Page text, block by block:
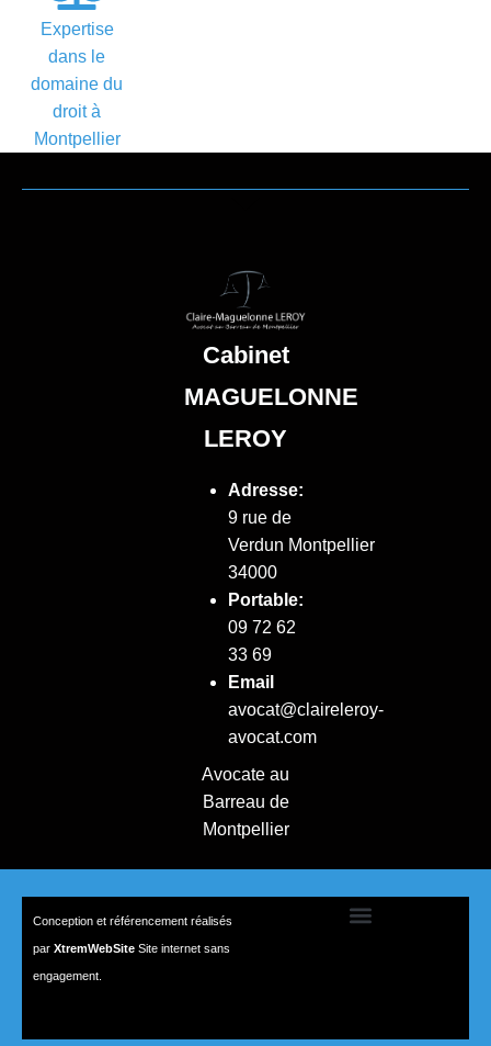
Expertise
dans le
domaine du
droit à
Montpellier
Avocate au
Barreau de
Montpellier
Cabinet
MAGUELONNE
LEROY
Adresse:
9 rue de
Verdun Montpellier
34000
Portable:
09 72 62
33 69
Email
avocat@claireleroy-
avocat.com
Conception et référencement réalisés
par XtremWebSite Site internet sans
engagement.